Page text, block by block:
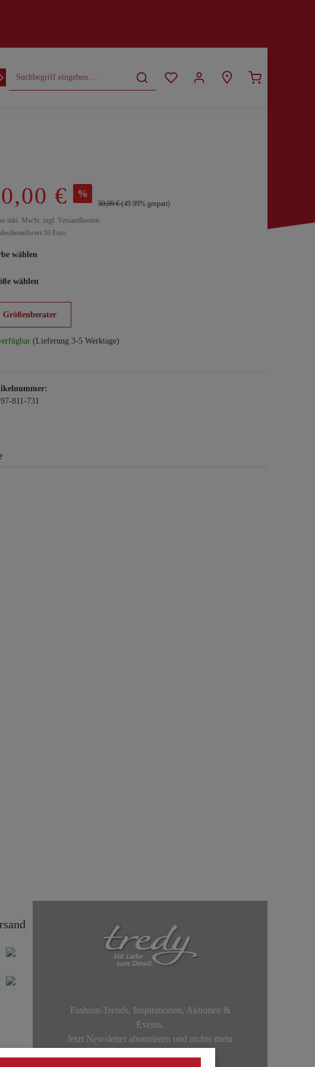
CURVY
€ %
59,99 €(49.99% gespart)
inkl. MwSt. zzgl. Versandkosten
10 Euro
wählen
wählen
Größenberater
(Lieferung 3-5 Werktage)
811-731
Fashion-Trends, Inspirationen, Aktionen &
Events.
Jetzt Newsletter abonnieren und nichts mehr